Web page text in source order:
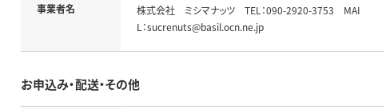
事業者名
株式会社 ミシマナッツ TEL：090-2920-3753 MAI
L：sucrenuts@basil.ocn.ne.jp
お申込み・配送・その他